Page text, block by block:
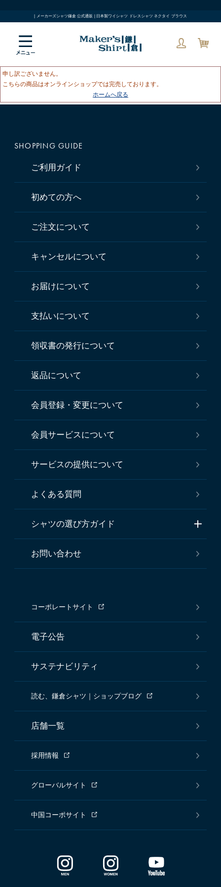
| メーカーズシャツ鎌倉 公式通販 | 日本製ワイシャツ ドレスシャツ ネクタイ ブラウス
申し訳ございません。
こちらの商品はオンラインショップでは完売しております。
ホームへ戻る
SHOPPING GUIDE
ご利用ガイド
初めての方へ
ご注文について
キャンセルについて
お届けについて
支払いについて
領収書の発行について
返品について
会員登録・変更について
会員サービスについて
サービスの提供について
よくある質問
シャツの選び方ガイド
お問い合わせ
コーポレートサイト
電子公告
サステナビリティ
読む、鎌倉シャツ｜ショップブログ
店舗一覧
採用情報
グローバルサイト
中国コーポサイト